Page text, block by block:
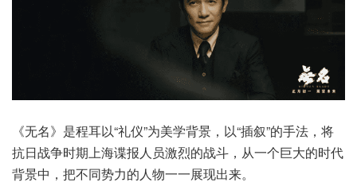
《无名》是程耳以“礼仪”为美学背景，以“插叙”的手法，将
抗日战争时期上海谍报人员激烈的战斗，从一个巨大的时代
背景中，把不同势力的人物一一展现出来。